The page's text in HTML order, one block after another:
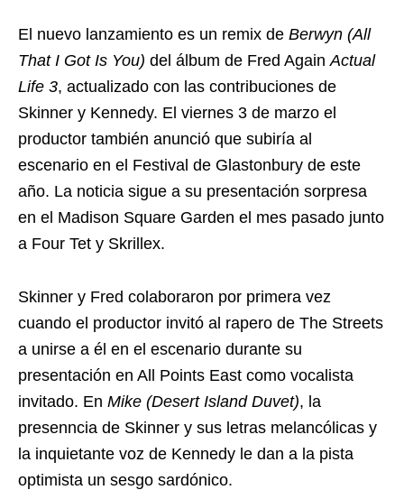
El nuevo lanzamiento es un remix de Berwyn (All
That I Got Is You) del álbum de Fred Again Actual
Life 3, actualizado con las contribuciones de
Skinner y Kennedy. El viernes 3 de marzo el
productor también anunció que subiría al
escenario en el Festival de Glastonbury de este
año. La noticia sigue a su presentación sorpresa
en el Madison Square Garden el mes pasado junto
a Four Tet y Skrillex.
Skinner y Fred colaboraron por primera vez
cuando el productor invitó al rapero de The Streets
a unirse a él en el escenario durante su
presentación en All Points East como vocalista
invitado. En Mike (Desert Island Duvet), la
presenncia de Skinner y sus letras melancólicas y
la inquietante voz de Kennedy le dan a la pista
optimista un sesgo sardónico.